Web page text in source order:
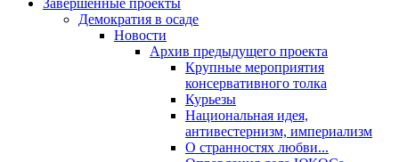
Завершенные проекты
Демократия в осаде
Новости
Архив предыдущего проекта
Крупные мероприятия
консервативного толка
Курьезы
Национальная идея,
антивестернизм, империализм
О странностях любви...